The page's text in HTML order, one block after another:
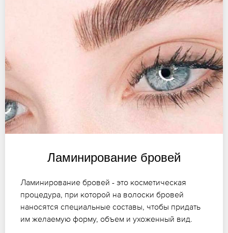
Ламинирование бровей
Ламинирование бровей - это косметическая
процедура, при которой на волоски бровей
наносятся специальные составы, чтобы придать
им желаемую форму, объем и ухоженный вид.